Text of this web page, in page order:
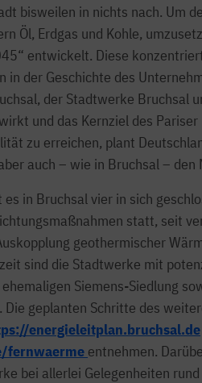
bisweilen in nichts nach. Um
Öl, Erdgas und Kohle,
entwickelt. Diese
in der Geschichte des
der Stadtwerke Bruchsal
und das Kernziel des
zu erreichen, plant
auch – wie in Bruchsal –
in Bruchsal vier in sich
statt, seit
geothermischer
sind die Stadtwerke mit
Siemens-Siedlung
Die geplanten Schritte des
energieleitplan.bruchsal.de
fernwaerme entnehmen.
bei allerlei Gelegenheiten